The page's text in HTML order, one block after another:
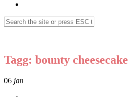
Tagg: bounty cheesecake
06 jan